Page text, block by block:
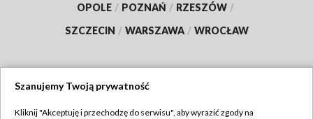
OPOLE / POZNAŃ / RZESZÓW /
SZCZECIN / WARSZAWA / WROCŁAW
Szanujemy Twoją prywatność
Kliknij "Akceptuję i przechodzę do serwisu", aby wyrazić zgody na